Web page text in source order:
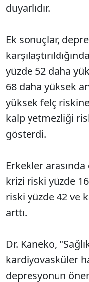
duyarlıdır.
Ek sonuçlar,
yüzde 52 daha
68 daha yüksek
yüksek felç
kalp yetmezliği
gösterdi.
Erkekler
krizi riski yüzde
riski yüzde 42 ve
arttı.
Dr. Kaneko,
kardiyovasküler
depresyonun